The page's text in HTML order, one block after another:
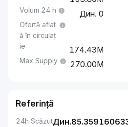
Volum 24 h 0
Ofertă aflat
ă în circulaț
ie
174.43M
Max Supply 270.00M
Referință
24h ScăzutДин.